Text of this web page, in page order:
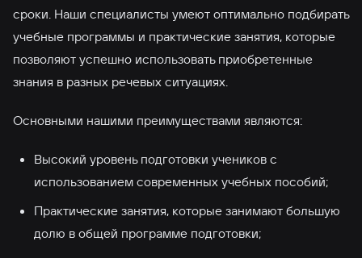
сроки. Наши специалисты умеют оптимально подбирать
учебные программы и практические занятия, которые
позволяют успешно использовать приобретенные
знания в разных речевых ситуациях.
Основными нашими преимуществами являются:
Высокий уровень подготовки учеников с
использованием современных учебных пособий;
Практические занятия, которые занимают большую
долю в общей программе подготовки;